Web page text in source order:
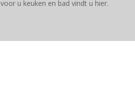
u keuken en bad vindt u hier.